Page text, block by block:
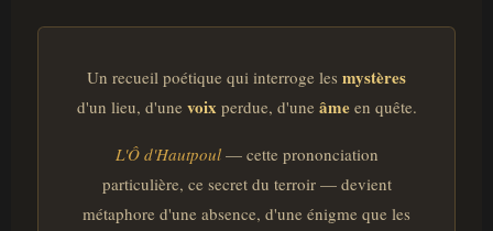
Un recueil poétique qui interroge les mystères
d'un lieu, d'une voix perdue, d'une âmeen quête.
L'Ô d'Hautpoul— cette prononciation
particulière, ce secret du terroir — devient
métaphore d'une absence, d'une énigme que les